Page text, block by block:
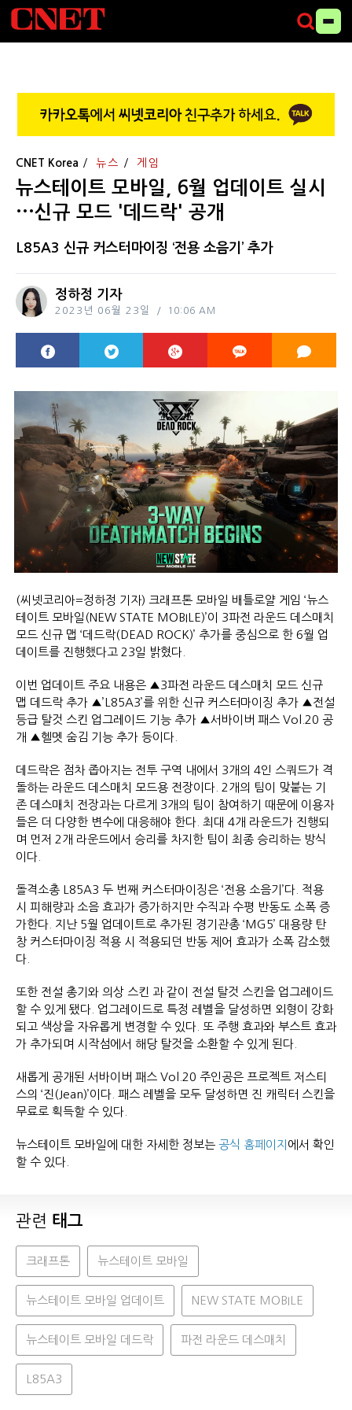
CNET Korea 뉴스 게임
뉴스테이트 모바일, 6월 업데이트 실시
···신규 모드 '데드락' 공개
L85A3 신규 커스터마이징 ‘전용 소음기’ 추가
정하정 기자
2023년 06월 23일 10:06 AM
(씨넷코리아=정하정 기자) 크래프톤 모바일 배틀로얄 게임 ‘뉴스
테이트 모바일(NEW STATE MOBILE)’이 3파전 라운드 데스매치
모드 신규 맵 ‘데드락(DEAD ROCK)’ 추가를 중심으로 한 6월 업
데이트를 진행했다고 23일 밝혔다.
이번 업데이트 주요 내용은 ▲3파전 라운드 데스매치 모드 신규
맵 데드락 추가 ▲’L85A3’를 위한 신규 커스터마이징 추가 ▲전설
등급 탈것 스킨 업그레이드 기능 추가 ▲서바이버 패스 Vol.20 공
개 ▲헬멧 숨김 기능 추가 등이다.
데드락은 점차 좁아지는 전투 구역 내에서 3개의 4인 스쿼드가 격
돌하는 라운드 데스매치 모드용 전장이다. 2개의 팀이 맞붙는 기
존 데스매치 전장과는 다르게 3개의 팀이 참여하기 때문에 이용자
들은 더 다양한 변수에 대응해야 한다. 최대 4개 라운드가 진행되
며 먼저 2개 라운드에서 승리를 차지한 팀이 최종 승리하는 방식
이다.
돌격소총 L85A3 두 번째 커스터마이징은 ‘전용 소음기’다. 적용
시 피해량과 소음 효과가 증가하지만 수직과 수평 반동도 소폭 증
가한다. 지난 5월 업데이트로 추가된 경기관총 ‘MG5’ 대용량 탄
창 커스터마이징 적용 시 적용되던 반동 제어 효과가 소폭 감소했
다.
또한 전설 총기와 의상 스킨 과 같이 전설 탈것 스킨을 업그레이드
할 수 있게 됐다. 업그레이드로 특정 레벨을 달성하면 외형이 강화
되고 색상을 자유롭게 변경할 수 있다. 또 주행 효과와 부스트 효과
가 추가되며 시작섬에서 해당 탈것을 소환할 수 있게 된다.
새롭게 공개된 서바이버 패스 Vol.20 주인공은 프로젝트 저스티
스의 ‘진(Jean)’이다. 패스 레벨을 모두 달성하면 진 캐릭터 스킨을
무료로 획득할 수 있다.
뉴스테이트 모바일에 대한 자세한 정보는 공식 홈페이지 에서 확인
할 수 있다.
관련 태그
크래프톤 뉴스테이트 모바일
뉴스테이트 모바일 업데이트 NEW STATE MOBILE
뉴스테이트 모바일 데드락 파전 라운드 데스매치
L85A3